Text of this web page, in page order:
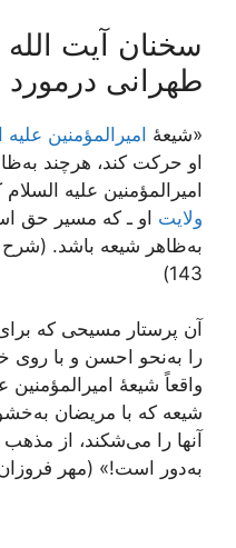
سخنان آیت
طهرانی
«شیعۀ امیرالمؤمنین علیه
او حرکت کند، هرچند
امیرالمؤمنین علیه
ولایت او ـ که مسیر حق
به‌ظاهر شیعه باشد.
143)
آن پرستار مسیحى که
را به‌نحو احسن و با روى
واقعاً شیعۀ
شیعه که با مریضان
آنها را می‌شکند، از مذهب
به‌دور است!» (مهر فروزان،